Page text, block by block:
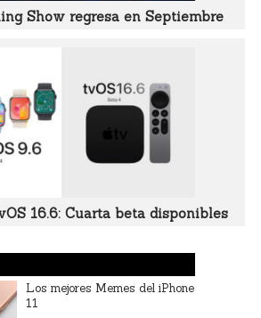
Show regresa en Septiembre
16.6: Cuarta beta disponibles
Los mejores Memes del iPhone
11